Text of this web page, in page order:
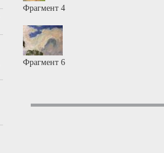
Фрагмент 4
Фрагмент 6